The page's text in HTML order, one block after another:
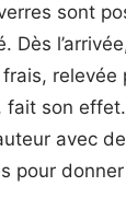
sont
Dès
relevée
fait son
avec
pour